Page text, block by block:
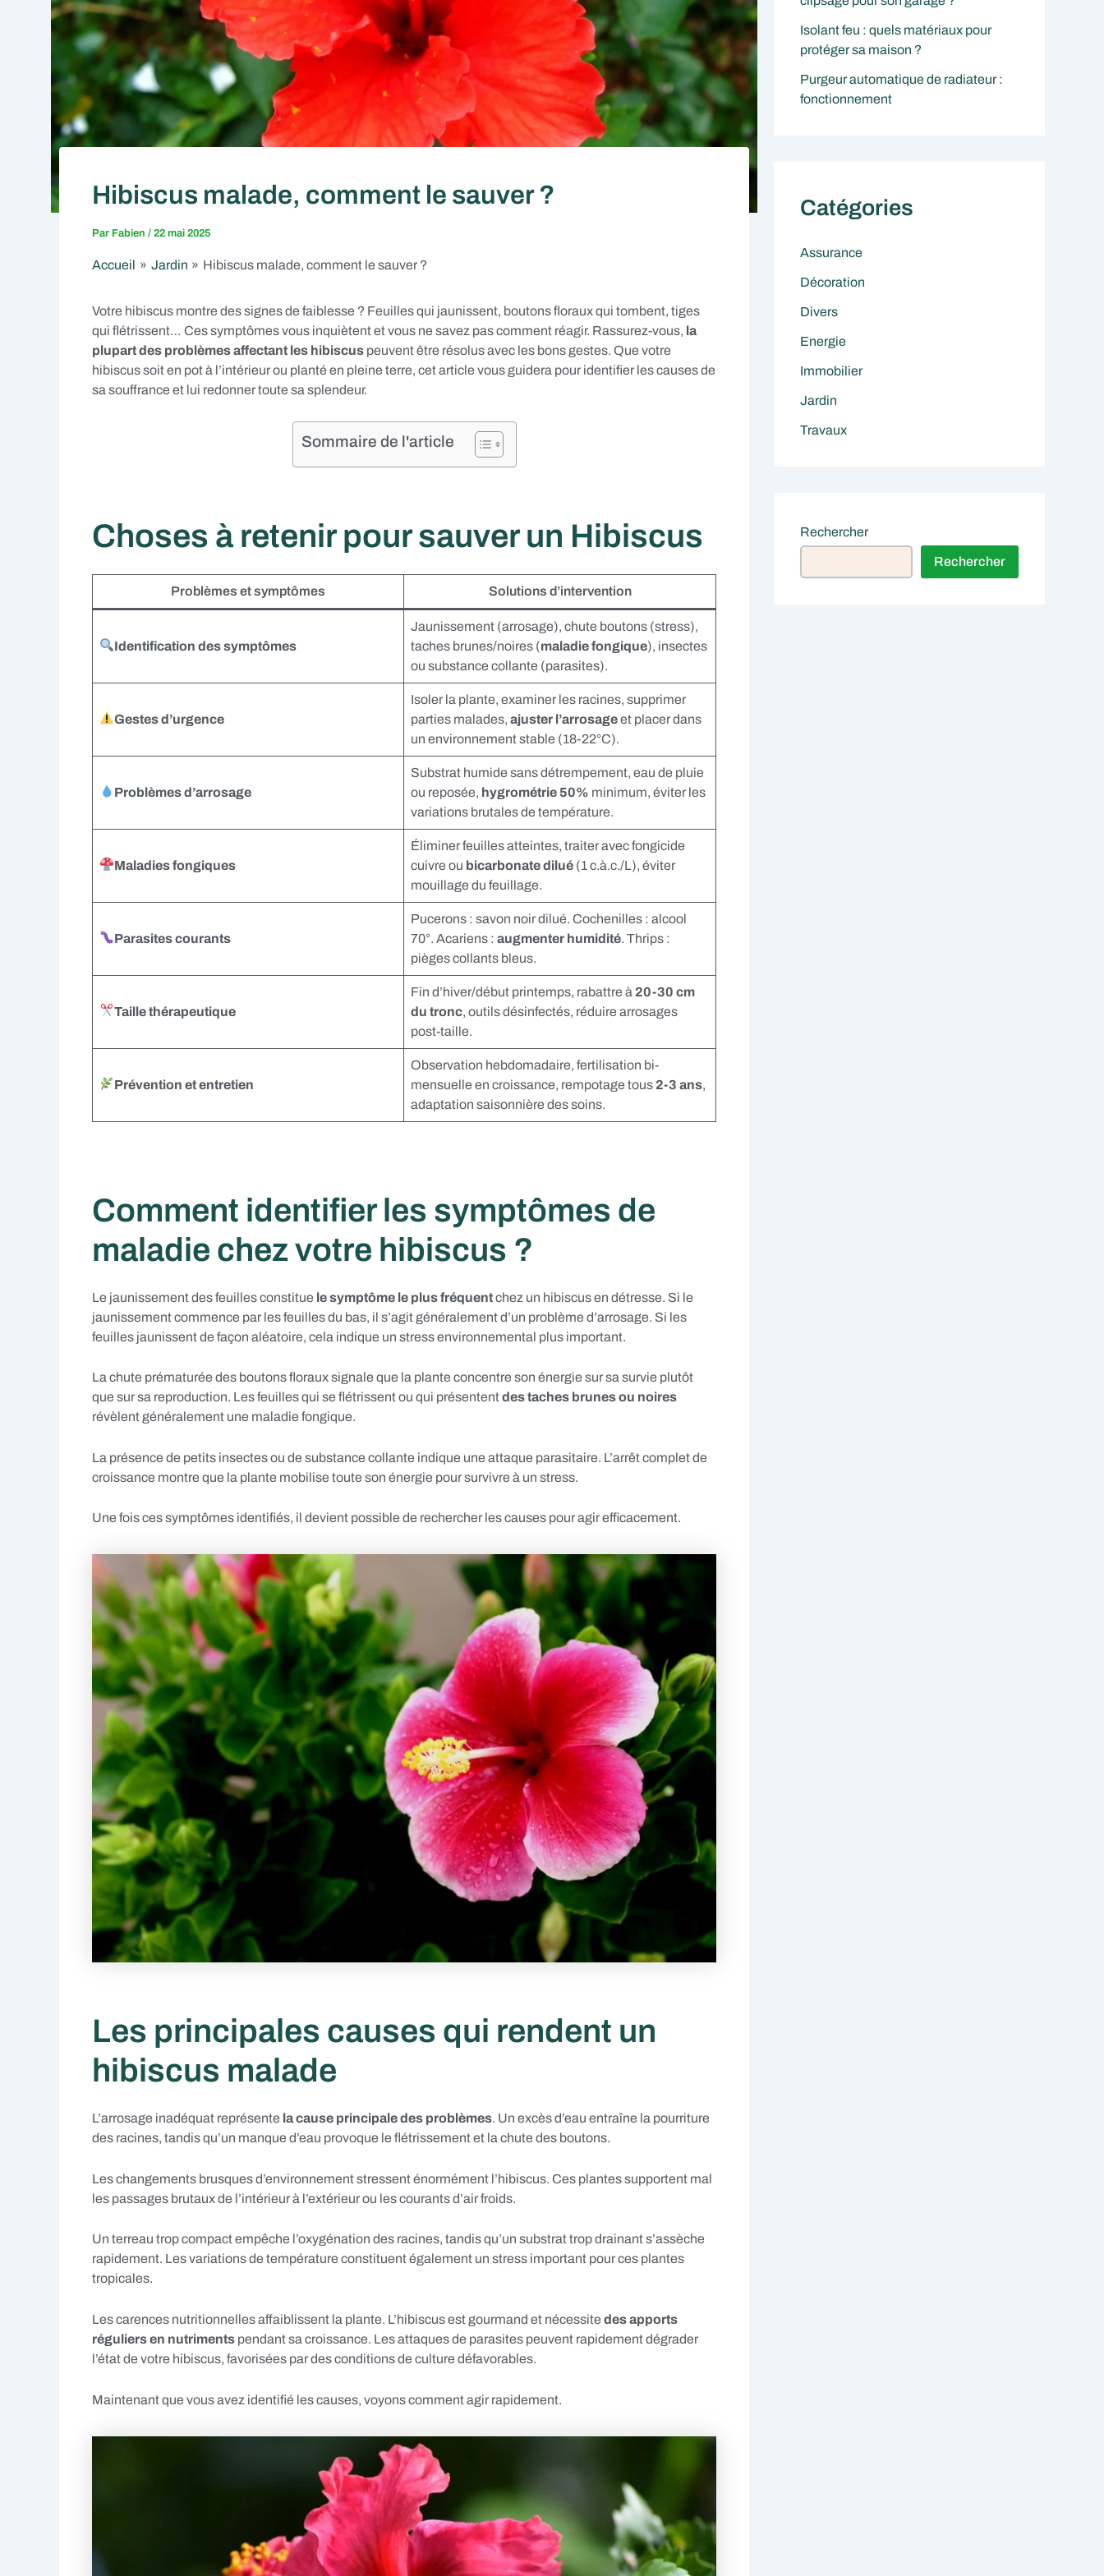
Hibiscus malade, comment le sauver ?
Par Fabien / 22 mai 2025
Accueil Jardin Hibiscus malade, comment le sauver ?
Votre hibiscus montre des signes de faiblesse ? Feuilles qui jaunissent, boutons floraux qui tombent, tiges
qui flétrissent… Ces symptômes vous inquiètent et vous ne savez pas comment réagir. Rassurez-vous, la
plupart des problèmes affectant les hibiscus peuvent être résolus avec les bons gestes. Que votre
hibiscus soit en pot à l’intérieur ou planté en pleine terre, cet article vous guidera pour identifier les causes de
sa souffrance et lui redonner toute sa splendeur.
Sommaire de l'article
Choses à retenir pour sauver un Hibiscus
Problèmes et symptômes Solutions d’intervention
Identification des symptômes
Jaunissement (arrosage), chute boutons (stress),
taches brunes/noires (maladie fongique), insectes
ou substance collante (parasites).
Gestes d’urgence
Isoler la plante, examiner les racines, supprimer
parties malades, ajuster l’arrosageet placer dans
un environnement stable (18-22°C).
Problèmes d’arrosage
Substrat humide sans détrempement, eau de pluie
ou reposée, hygrométrie 50% minimum, éviter les
variations brutales de température.
Maladies fongiques
Éliminer feuilles atteintes, traiter avec fongicide
cuivre ou bicarbonate dilué (1 c.à.c./L), éviter
mouillage du feuillage.
Parasites courants
Pucerons : savon noir dilué. Cochenilles : alcool
70°. Acariens : augmenter humidité. Thrips :
pièges collants bleus.
Taille thérapeutique
Fin d’hiver/début printemps, rabattre à 20-30 cm
du tronc, outils désinfectés, réduire arrosages
post-taille.
Prévention et entretien
Observation hebdomadaire, fertilisation bi-
mensuelle en croissance, rempotage tous 2-3 ans,
adaptation saisonnière des soins.
Comment identifier les symptômes de
maladie chez votre hibiscus ?
Le jaunissement des feuilles constitue le symptôme le plus fréquentchez un hibiscus en détresse. Si le
jaunissement commence par les feuilles du bas, il s’agit généralement d’un problème d’arrosage. Si les
feuilles jaunissent de façon aléatoire, cela indique un stress environnemental plus important.
La chute prématurée des boutons floraux signale que la plante concentre son énergie sur sa survie plutôt
que sur sa reproduction. Les feuilles qui se flétrissent ou qui présententdes taches brunes ou noires
révèlent généralement une maladie fongique.
La présence de petits insectes ou de substance collante indique une attaque parasitaire. L’arrêt complet de
croissance montre que la plante mobilise toute son énergie pour survivre à un stress.
Une fois ces symptômes identifiés, il devient possible de rechercher les causes pour agir efficacement.
Les principales causes qui rendent un
hibiscus malade
L’arrosage inadéquat représente la cause principale des problèmes. Un excès d’eau entraîne la pourriture
des racines, tandis qu’un manque d’eau provoque le flétrissement et la chute des boutons.
Les changements brusques d’environnement stressent énormément l’hibiscus. Ces plantes supportent mal
les passages brutaux de l’intérieur à l’extérieur ou les courants d’air froids.
Un terreau trop compact empêche l’oxygénation des racines, tandis qu’un substrat trop drainant s’assèche
rapidement. Les variations de température constituent également un stress important pour ces plantes
tropicales.
Les carences nutritionnelles affaiblissent la plante. L’hibiscus est gourmand et nécessite des apports
réguliers en nutriments pendant sa croissance. Les attaques de parasites peuvent rapidement dégrader
l’état de votre hibiscus, favorisées par des conditions de culture défavorables.
Maintenant que vous avez identifié les causes, voyons comment agir rapidement.
Isolant feu : quels matériaux pour
protéger sa maison ?
Purgeur automatique de radiateur :
fonctionnement
Catégories
Assurance
Décoration
Divers
Energie
Immobilier
Jardin
Travaux
Rechercher
Rechercher